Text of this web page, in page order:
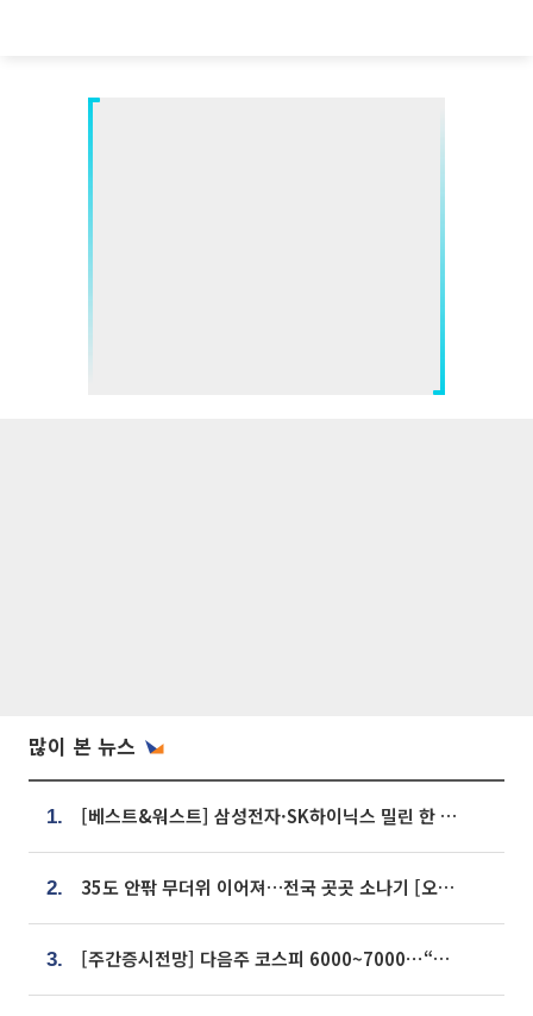
많이 본 뉴스
1. [베스트&워스트] 삼성전자·SK하이닉스 밀린 한 주…상상인증권은 85% 급등
2. 35도 안팎 무더위 이어져…전국 곳곳 소나기 [오늘 날씨]
3. [주간증시전망] 다음주 코스피 6000~7000⋯“外人 수급은 정책이 변수”